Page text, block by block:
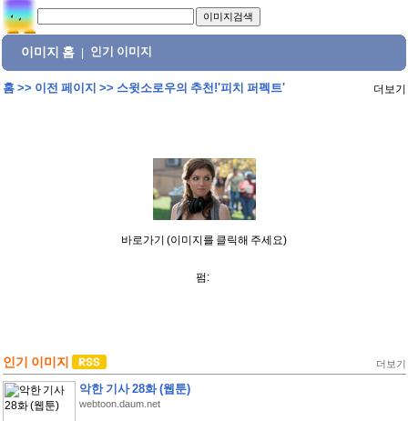
이미지 홈 인기 이미지
홈>> 이전 페이지 >> 스윗소로우의 추천!'피치 퍼펙트' 더보기
바로가기 (이미지를 클릭해 주세요)
펌:
인기 이미지 더보기
악한 기사 28화 (웹툰)
webtoon.daum.net